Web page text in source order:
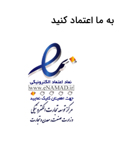
به ما اعتماد کنید